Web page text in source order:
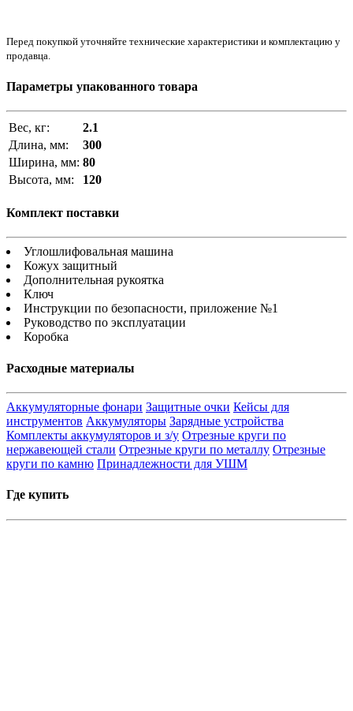
Перед покупкой уточняйте технические характеристики и комплектацию у
продавца.
Параметры упакованного товара
Вес, кг:
2.1
Длина, мм:
300
Ширина, мм: 80
Высота, мм:
120
Комплект поставки
Углошлифовальная машина
Кожух защитный
Дополнительная рукоятка
Ключ
Инструкции по безопасности, приложение №1
Руководство по эксплуатации
Коробка
Расходные материалы
Аккумуляторные фонари Защитные очки Кейсы для
инструментов Аккумуляторы Зарядные устройства
Комплекты аккумуляторов и з/у Отрезные круги по
нержавеющей стали Отрезные круги по металлу Отрезные
круги по камню Принадлежности для УШМ
Где купить